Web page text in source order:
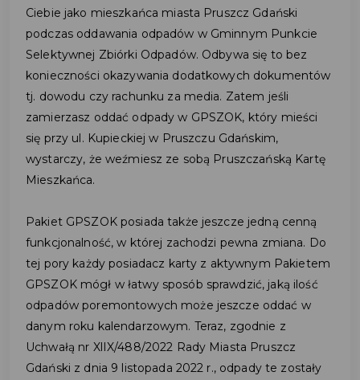
Ciebie jako mieszkańca miasta Pruszcz Gdański
podczas oddawania odpadów w Gminnym Punkcie
Selektywnej Zbiórki Odpadów. Odbywa się to bez
konieczności okazywania dodatkowych dokumentów
tj. dowodu czy rachunku za media. Zatem jeśli
zamierzasz oddać odpady w GPSZOK, który mieści
się przy ul. Kupieckiej w Pruszczu Gdańskim,
wystarczy, że weźmiesz ze sobą Pruszczańską Kartę
Mieszkańca.
Pakiet GPSZOK posiada także jeszcze jedną cenną
funkcjonalność, w której zachodzi pewna zmiana. Do
tej pory każdy posiadacz karty z aktywnym Pakietem
GPSZOK mógł w łatwy sposób sprawdzić, jaką ilość
odpadów poremontowych może jeszcze oddać w
danym roku kalendarzowym. Teraz, zgodnie z
Uchwałą nr XlIX/488/2022 Rady Miasta Pruszcz
Gdański z dnia 9 listopada 2022 r., odpady te zostały